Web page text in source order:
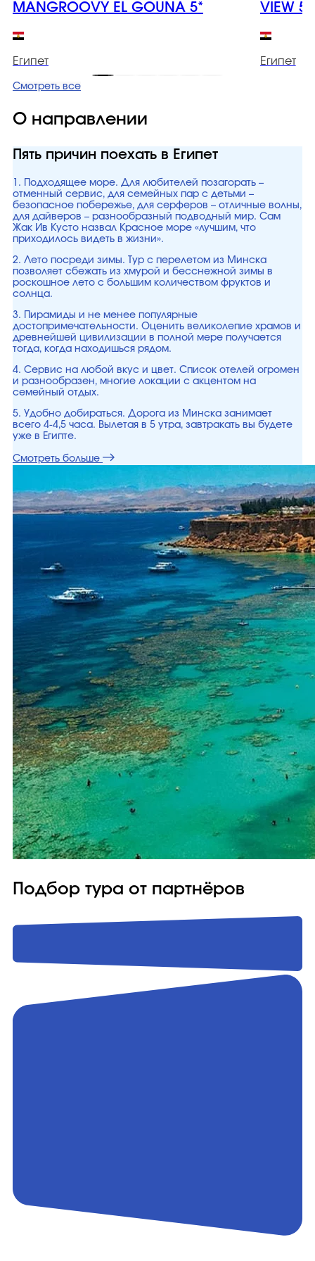
MANGROOVY EL GOUNA 5*
Египет
VIEW 5*
Египет
Смотреть все
О направлении
Пять причин поехать в Египет
1. Подходящее море. Для любителей позагорать –
отменный сервис, для семейных пар с детьми –
безопасное побережье, для серферов – отличные волны,
для дайверов – разнообразный подводный мир. Сам
Жак Ив Кусто назвал Красное море «лучшим, что
приходилось видеть в жизни».
2. Лето посреди зимы. Тур с перелетом из Минска
позволяет сбежать из хмурой и бесснежной зимы в
роскошное лето с большим количеством фруктов и
солнца.
3. Пирамиды и не менее популярные
достопримечательности. Оценить великолепие храмов и
древнейшей цивилизации в полной мере получается
тогда, когда находишься рядом.
4. Сервис на любой вкус и цвет. Список отелей огромен
и разнообразен, многие локации с акцентом на
семейный отдых.
5. Удобно добираться. Дорога из Минска занимает
всего 4-4,5 часа. Вылетая в 5 утра, завтракать вы будете
уже в Египте.
Смотреть больше
Подбор тура от партнёров